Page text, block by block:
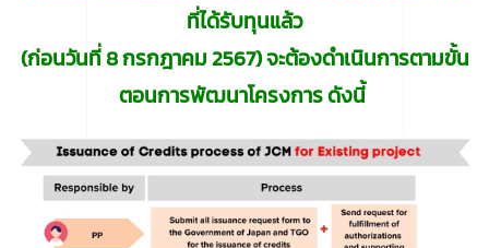
ที่ได้รับทุนแล้ว
(ก่อนวันที่ 8 กรกฎาคม 2567) จะต้องดำเนินการตามขั้น
ตอนการพัฒนาโครงการ ดังนี้